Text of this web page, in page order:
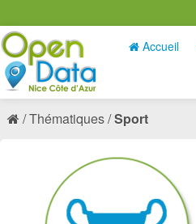
Accueil
Thématiques Sport